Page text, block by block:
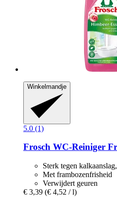
Winkelmandje
5.0 (1)
Frosch WC-​Reiniger
Sterk tegen
Met frambozenfrisheid
Verwijdert geuren
€ 3,39 (€ 4,52 / l)